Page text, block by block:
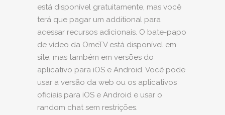
está disponível gratuitamente, mas você
terá que pagar um additional para
acessar recursos adicionais. O bate-papo
de vídeo da OmeTV está disponível em
site, mas também em versões do
aplicativo para iOS e Android. Você pode
usar a versão da web ou os aplicativos
oficiais para iOS e Android e usar o
random chat sem restrições.